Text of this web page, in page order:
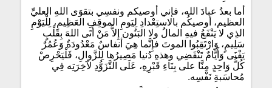
أما بعدُ عبادَ الله، فإني أوصيكم ونفسِي بتقوَى اللهِ العليِّ
العظيم، أوصيكُم بالاستِعْدادِ لِيَومِ الموقِفِ العَظِيمِ، لِلْيَوْمِ
الذِي لا يَنْفَعُ فيهِ المالُ ولا البَنُون إِلاَّ مَنْ أَتَى اللهَ بِقَلْبٍ
سَلِيمٍ، وَارْتَقِبُوا الموتَ فإِنَّما هِيَ أنفاسٌ مَعْدُودَةٌ وَعُمُرٌ
يَفْنَى وَأَيَّامٌ تَنْقَضِي وهذهِ دُنيا مَصِيرُها لِلزَّوالِ، فَلْيَحْرِصْ
كُلُّ وَاحِدٍ مِنَّا على بِنَاءِ قَبْرِهِ، عَلَى التَّزَوُّدِ لآخِرَتِه فِي
مُحاسَبةِ نَفْسِه.